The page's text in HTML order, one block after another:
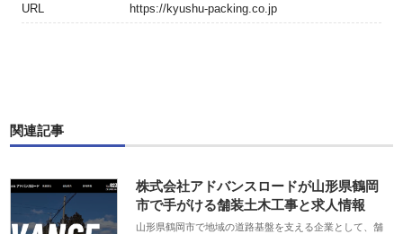
URL https://kyushu-packing.co.jp
関連記事
株式会社アドバンスロードが山形県鶴岡
市で手がける舗装土木工事と求人情報
山形県鶴岡市で地域の道路基盤を支える企業として、舗